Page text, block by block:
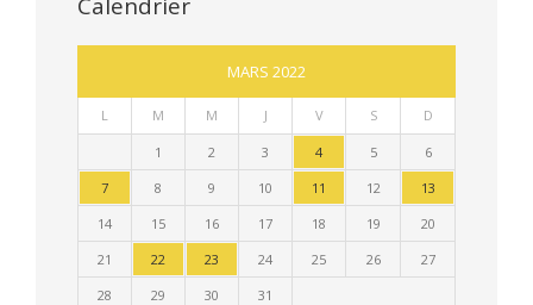
MARS 2022
L M M J V S D
1 2 3 4 5
6
7
8 9 10 11 12
13
14
15 16 17 18 19
20
21
22 23 24 25 26
27
28
29 30 31